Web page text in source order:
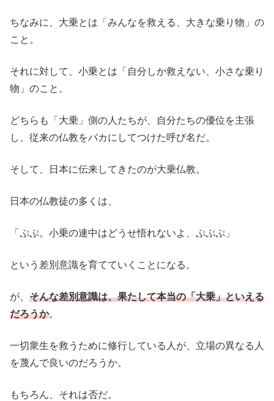
ちなみに、大乗とは「みんなを救える、大きな乗り物」の
こと。
それに対して、小乗とは「自分しか救えない、小さな乗り
物」のこと。
どちらも「大乗」側の人たちが、自分たちの優位を主張
し、従来の仏教をバカにしてつけた呼び名だ。
そして、日本に伝来してきたのが大乗仏教。
日本の仏教徒の多くは、
「ぷぷ。小乗の連中はどうせ悟れないよ、ぷぷぷ」
という差別意識を育てていくことになる。
が、 そんな差別意識は、果たして本当の「大乗」といえる
だろうか。
一切衆生を救うために修行している人が、立場の異なる人
を蔑んで良いのだろうか。
もちろん、それは否だ。